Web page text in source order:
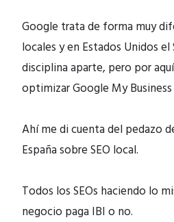
Google trata de forma muy
locales y en Estados Unidos el
disciplina aparte, pero por
optimizar Google My
Ahí me di cuenta del pedazo
España sobre SEO local.
Todos los SEOs haciendo lo
negocio paga IBI o no.